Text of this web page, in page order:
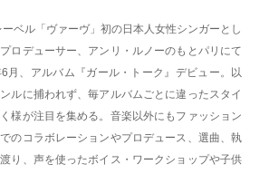
ベル「ヴァーヴ」初の日本人女性シンガーとし
ロデューサー、アンリ・ルノーのもとパリにて
月、アルバム『ガール・トーク』デビュー。以
ルに捕われず、毎アルバムごとに違ったスタイ
様が注目を集める。音楽以外にもファッション
のコラボレーションやプロデュース、選曲、執
り、声を使ったボイス・ワークショップや子供